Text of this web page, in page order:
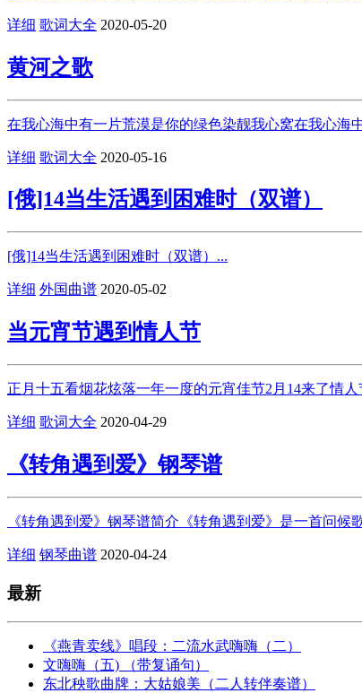
详细 歌词大全 2020-05-20
黄河之歌
在我心海中有一片荒漠是你的绿色染靓我心窝在我心海
详细 歌词大全 2020-05-16
[俄]14当生活遇到困难时（双谱）
[俄]14当生活遇到困难时（双谱）...
详细 外国曲谱 2020-05-02
当元宵节遇到情人节
正月十五看烟花炫落一年一度的元宵佳节2月14来了情
详细 歌词大全 2020-04-29
《转角遇到爱》钢琴谱
《转角遇到爱》钢琴谱简介《转角遇到爱》是一首问
详细 钢琴曲谱 2020-04-24
最新
《燕青卖线》唱段：二流水武嗨嗨（二）
文嗨嗨（五) （带复诵句）
东北秧歌曲牌：大姑娘美（二人转伴奏谱）